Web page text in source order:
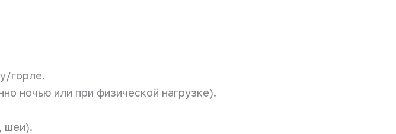
горле.
ночью или при физической нагрузке).
шеи).